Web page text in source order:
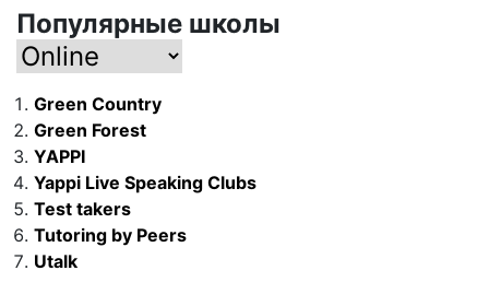
Популярные школы
Green Country
Green Forest
YAPPI
Yappi Live Speaking Clubs
Test takers
Tutoring by Peers
Utalk